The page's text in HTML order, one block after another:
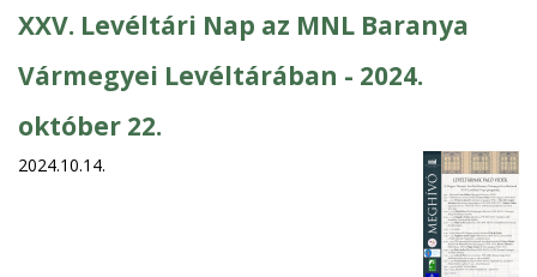
XXV. Levéltári Nap az MNL Baranya
Vármegyei Levéltárában - 2024.
október 22.
2024.10.14.